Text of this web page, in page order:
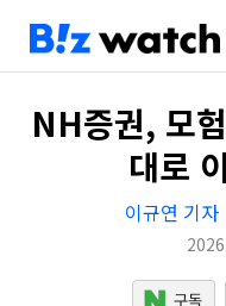
NH증권, 모
대로
이규연 기자